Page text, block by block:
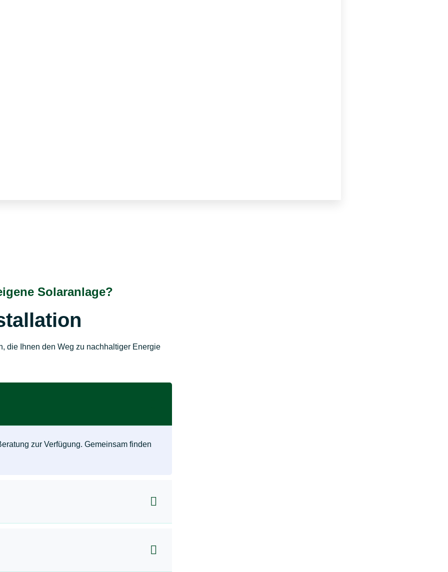
Solaranlage?
die Ihnen den Weg zu nachhaltiger Energie
zur Verfügung. Gemeinsam finden